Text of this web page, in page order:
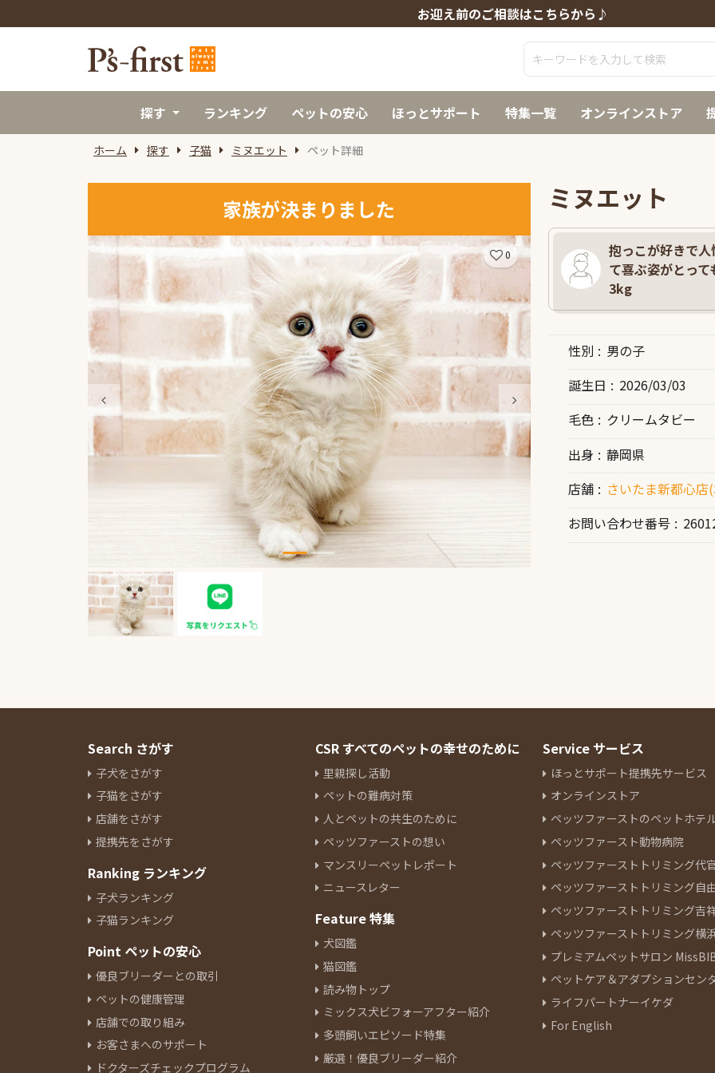
お迎え前のご相談はこちらから♪
探す ランキング ペットの安心 ほっとサポート 特集一覧 オンラインストア
ホーム 探す 子猫 ミヌエット ペット詳細
家族が決まりました
0
ミヌエット
抱っこが好きで
て喜ぶ姿がとっ
3kg
性別
男の子
誕生日
2026/03/03
毛色
クリームタビー
出身
静岡県
店舗
さいたま新都心店
お問い合わせ番号
Search さがす
子犬をさがす
子猫をさがす
店舗をさがす
提携先をさがす
Ranking ランキング
子犬ランキング
子猫ランキング
Point ペットの安心
優良ブリーダーとの取引
ペットの健康管理
店舗での取り組み
お客さまへのサポート
ドクターズチェックプログラム
CSR すべてのペットの幸せのために
里親探し活動
ペットの難病対策
人とペットの共生のために
ペッツファーストの想い
マンスリーペットレポート
ニュースレター
Feature 特集
犬図鑑
猫図鑑
読み物トップ
ミックス犬ビフォーアフター紹介
多頭飼いエピソード特集
厳選！優良ブリーダー紹介
Service サービス
ほっとサポート提携先サービス
オンラインストア
ペッツファーストのペットホテ
ペッツファースト動物病院
ペッツファーストトリミング代
ペッツファーストトリミング自
ペッツファーストトリミング吉
ペッツファーストトリミング横
プレミアムペットサロン
ペットケア＆アダプションセン
ライフパートナーイケダ
For English